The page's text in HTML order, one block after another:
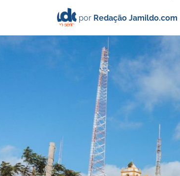
por Redação Jamildo.com